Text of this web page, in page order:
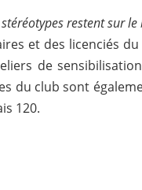
stéréotypes restent sur le
et des licenciés
de
du club sont
120.